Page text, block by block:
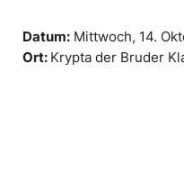
Datum: Mittwoch, 14.
Ort: Krypta der Bruder